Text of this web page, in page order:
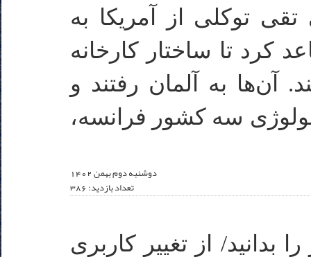
تقی توکلی از آمریکا به
کرد تا ساختار کارخانه
آن‌ها به آلمان رفتند و
سه کشور فرانسه،
دوشنبه دوم بهمن 1402
تعداد بازدید: 386
بدانید/ از تغییر کاربری